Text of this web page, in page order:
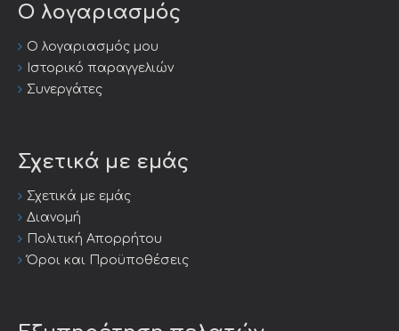
Ο λογαριασμός
Ο λογαριασμός μου
Ιστορικό παραγγελιών
Συνεργάτες
Σχετικά με εμάς
Σχετικά με εμάς
Διανομή
Πολιτική Απορρήτου
Όροι και Προϋποθέσεις